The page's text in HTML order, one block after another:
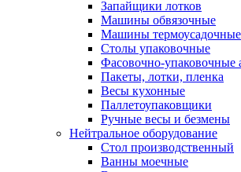
Запайщики лотков
Машины обвязочные
Машины термоусадочные
Столы упаковочные
Фасовочно-упаковочные
Пакеты, лотки, пленка
Весы кухонные
Паллетоупаковщики
Ручные весы и безмены
Нейтральное оборудование
Cтол производственный
Ванны моечные